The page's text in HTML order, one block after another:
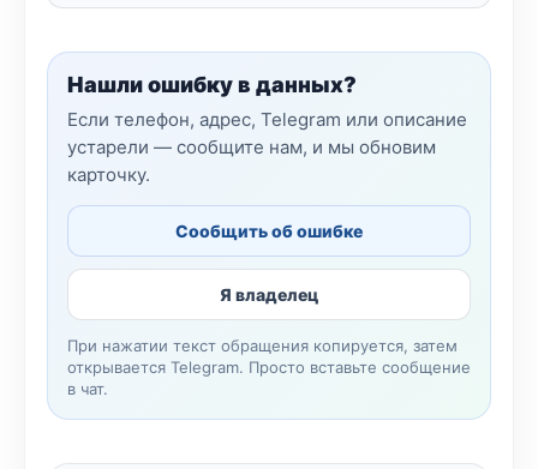
Нашли ошибку в данных?
Если телефон, адрес, Telegram или описание
устарели — сообщите нам, и мы обновим
карточку.
Сообщить об ошибке
Я владелец
При нажатии текст обращения копируется, затем
открывается Telegram. Просто вставьте сообщение
в чат.